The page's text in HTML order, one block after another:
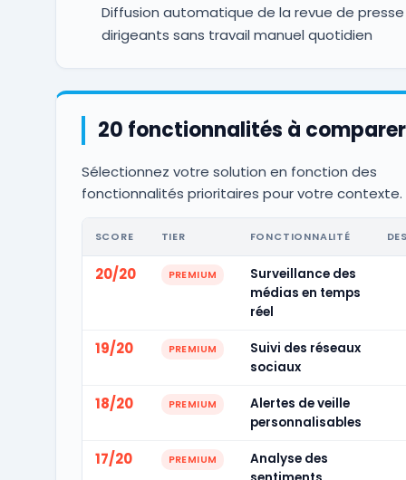
Diffusion automatique de la revue de presse
dirigeants sans travail manuel quotidien
20 fonctionnalités à comparer
Sélectionnez votre solution en fonction des
fonctionnalités prioritaires pour votre contexte.
SCORE TIER FONCTIONNALITÉ
20/20 PREMIUM
Surveillance des
médias en temps
réel
19/20 PREMIUM
Suivi des réseaux
sociaux
18/20 PREMIUM
Alertes de veille
personnalisables
17/20 PREMIUM
Analyse des